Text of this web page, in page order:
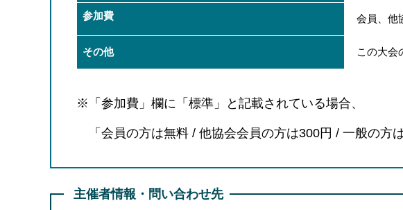
参加費 会員、他
その他 この大会
※「参加費」欄に「標準」と記載されている場合、
「会員の方は無料 / 他協会会員の方は300円 / 一般の方
主催者情報・問い合わせ先